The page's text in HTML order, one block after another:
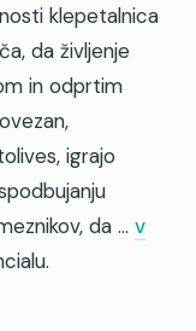
klepetalnica
da življenje
in odprtim
igrajo
da ... v